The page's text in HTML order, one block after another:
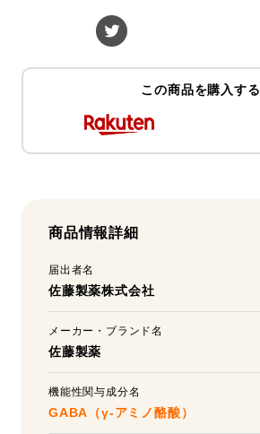
この商品を購入する
商品情報詳細
届出者名
佐藤製薬株式会社
メーカー・ブランド名
佐藤製薬
機能性関与成分名
GABA（γ-アミノ酪酸）